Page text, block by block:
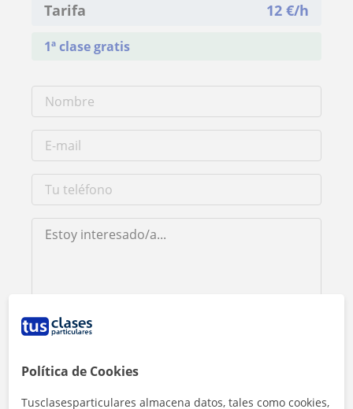
Tarifa 12 €/h
1ª clase gratis
Al hacer clic, aceptas nuestro
Contactar ahora
Política de Cookies
Tusclasesparticulares almacena datos, tales como cookies,